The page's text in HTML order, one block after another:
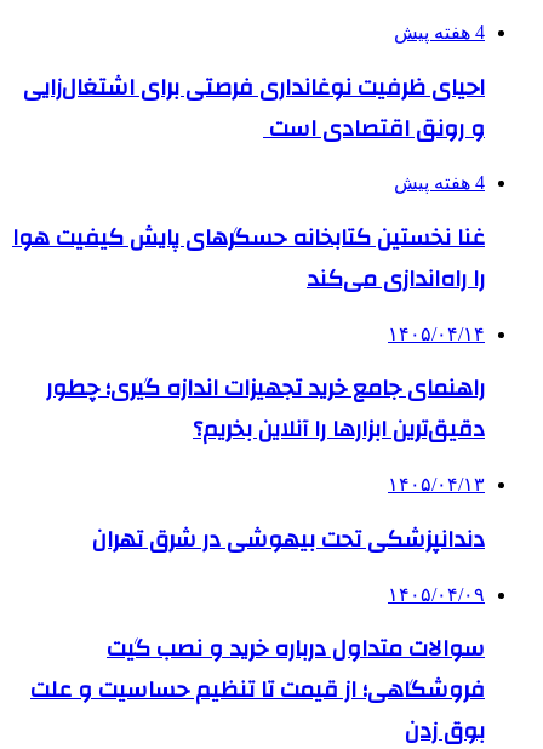
4 هفته پیش
احیای ظرفیت نوغانداری فرصتی برای اشتغال‌زایی
و رونق اقتصادی است
4 هفته پیش
غنا نخستین کتابخانه حسگرهای پایش کیفیت هوا
را راه‌اندازی می‌کند
۱۴۰۵/۰۴/۱۴
راهنمای جامع خرید تجهیزات اندازه گیری؛ چطور
دقیق‌ترین ابزارها را آنلاین بخریم؟
۱۴۰۵/۰۴/۱۳
دندانپزشکی تحت بیهوشی در شرق تهران
۱۴۰۵/۰۴/۰۹
سوالات متداول درباره خرید و نصب گیت
فروشگاهی؛ از قیمت تا تنظیم حساسیت و علت
بوق زدن